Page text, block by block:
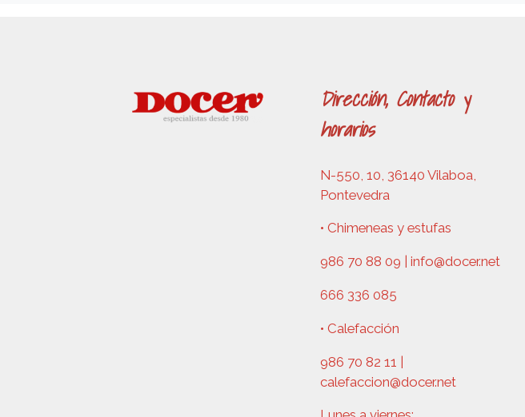
Dirección, Contacto y
horarios
N-550, 10, 36140 Vilaboa,
Pontevedra
• Chimeneas y estufas
986 70 88 09 | info@docer.net
666 336 085
• Calefacción
986 70 82 11 |
calefaccion@docer.net